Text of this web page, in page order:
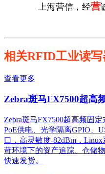
上海营信，经营
相关RFID工业读
查看更多
Zebra斑马FX7500超高
Zebra斑马FX7500超高频固
PoE供电、光学隔离GPIO、
口，高灵敏度-82dBm，
苛环境下的资产追踪、仓储
快速发货。